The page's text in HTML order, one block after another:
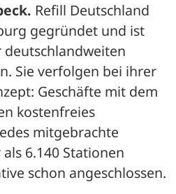
Refill Deutschland
gegründet und ist
Sie verfolgen bei ihrer
Geschäfte mit dem
kostenfreies
mitgebrachte
6.140 Stationen
schon angeschlossen.